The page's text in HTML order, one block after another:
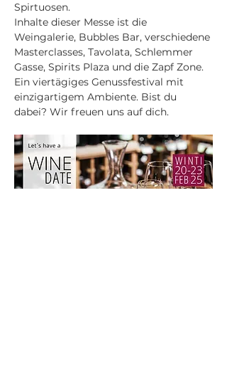
Spirtuosen.
Inhalte dieser Messe ist die
Weingalerie, Bubbles Bar, verschiedene
Masterclasses, Tavolata, Schlemmer
Gasse, Spirits Plaza und die Zapf Zone.
Ein viertägiges Genussfestival mit
einzigartigem Ambiente. Bist du
dabei? Wir freuen uns auf dich.